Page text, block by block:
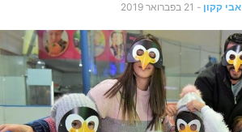
אבי קקון - 21 בפברואר 2019